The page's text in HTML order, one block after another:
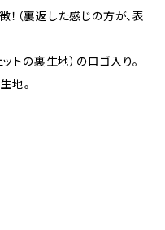
（裏返した感じの方が、表
トの裏生地）のロゴ入り。
地。